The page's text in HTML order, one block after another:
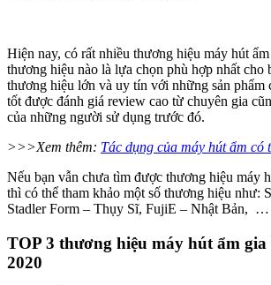
Hiện nay, có rất nhiều thương hiệu máy hút
thương hiệu nào là lựa chọn phù hợp nhất cho
thương hiệu lớn và uy tín với những sản phẩm
tốt được đánh giá review cao từ chuyên gia
của những người sử dụng trước đó.
>>>Xem thêm: Tác dụng của máy hút ẩm có
Nếu bạn vẫn chưa tìm được thương hiệu máy
thì có thể tham khảo một số thương hiệu như:
Stadler Form – Thụy Sĩ, FujiE – Nhật Bản, …
TOP 3 thương hiệu máy hút ẩm
2020